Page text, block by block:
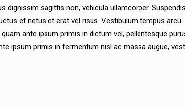
sagittis non, vehicula ullamcorper.
et netus et erat vel risus. Vestibulum tempus
ante ipsum primis in dictum vel, pellentesque
ipsum primis in fermentum nisl ac massa augue,